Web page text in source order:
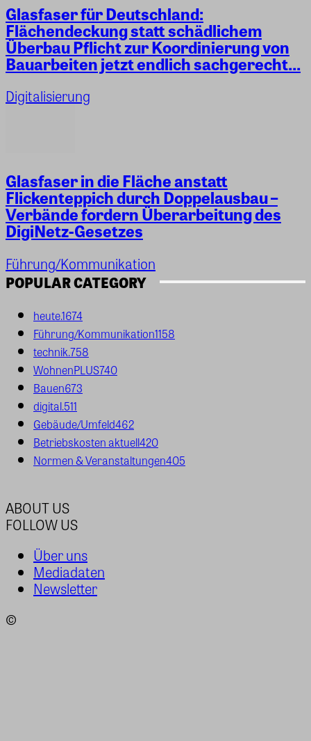
Glasfaser für Deutschland:
Flächendeckung statt schädlichem
Überbau Pflicht zur Koordinierung von
Bauarbeiten jetzt endlich sachgerecht...
Digitalisierung
Glasfaser in die Fläche anstatt
Flickenteppich durch Doppelausbau –
Verbände fordern Überarbeitung des
DigiNetz-Gesetzes
Führung/Kommunikation
POPULAR CATEGORY
heute.1674
Führung/Kommunikation1158
technik.758
WohnenPLUS740
Bauen673
digital.511
Gebäude/Umfeld462
Betriebskosten aktuell420
Normen & Veranstaltungen405
ABOUT US
FOLLOW US
Über uns
Mediadaten
Newsletter
©